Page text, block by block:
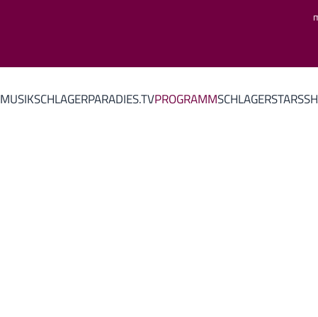
MUSIKSCHLAGERPARADIES.TVPROGRAMMSCHLAGERSTARS